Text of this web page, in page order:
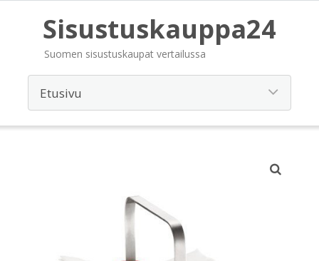
Sisustuskauppa24
Suomen sisustuskaupat vertailussa